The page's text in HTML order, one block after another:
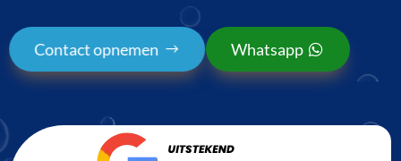
Contact opnemen Whatsapp